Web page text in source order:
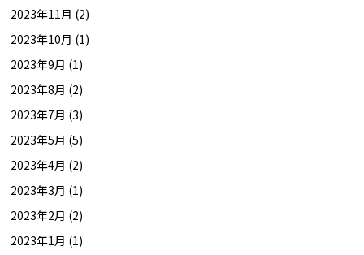
2023年11月 (2)
2023年10月 (1)
2023年9月 (1)
2023年8月 (2)
2023年7月 (3)
2023年5月 (5)
2023年4月 (2)
2023年3月 (1)
2023年2月 (2)
2023年1月 (1)